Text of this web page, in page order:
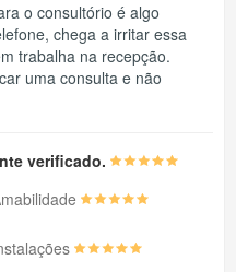
o consultório é algo
chega a irritar essa
trabalha na recepção.
uma consulta e não
verificado.